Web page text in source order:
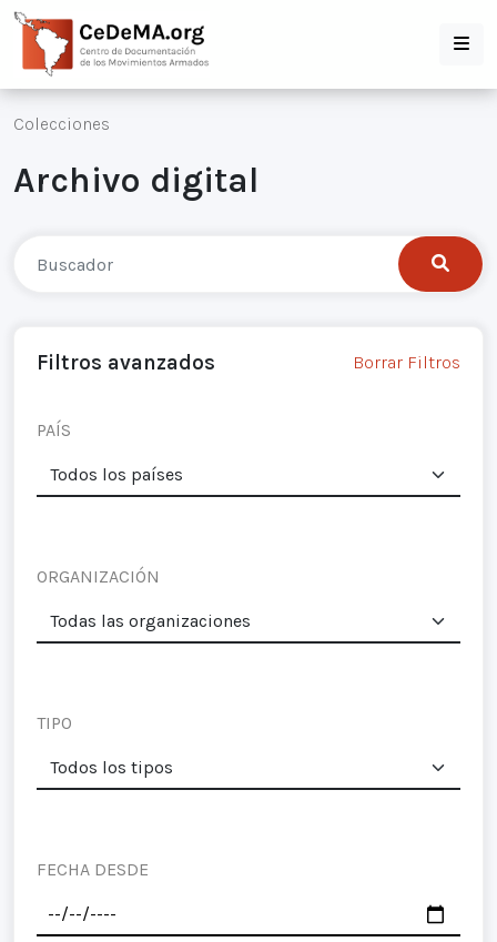
Colecciones
Archivo digital
Filtros avanzados Borrar Filtros
PAÍS
ORGANIZACIÓN
TIPO
FECHA DESDE